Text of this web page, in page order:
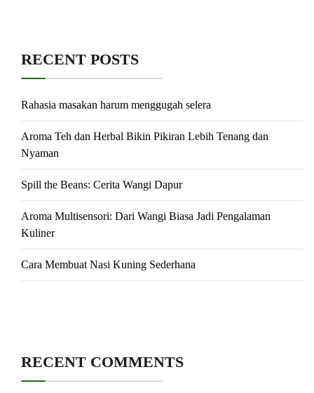
RECENT POSTS
Rahasia masakan harum menggugah selera
Aroma Teh dan Herbal Bikin Pikiran Lebih Tenang dan
Nyaman
Spill the Beans: Cerita Wangi Dapur
Aroma Multisensori: Dari Wangi Biasa Jadi Pengalaman
Kuliner
Cara Membuat Nasi Kuning Sederhana
RECENT COMMENTS